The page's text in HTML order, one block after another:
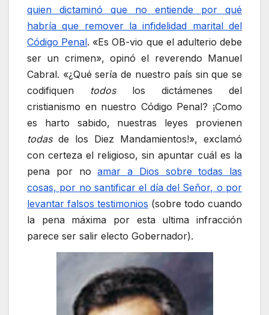
quien dictaminó que no entiende por qué
habría que remover la infidelidad marital del
Código Penal. «Es OB-vio que el adulterio debe
ser un crimen», opinó el reverendo Manuel
Cabral. «¿Qué sería de nuestro país sin que se
codifiquen todoslos dictámenes del
cristianismo en nuestro Código Penal? ¡Como
es harto sabido, nuestras leyes provienen
todasde los Diez Mandamientos!», exclamó
con certeza el religioso, sin apuntar cuál es la
pena por noamar a Dios sobre todas las
cosas, por no santificar el día del Señor, o por
levantar falsos testimonios (sobre todo cuando
la pena máxima por esta ultima infracción
parece ser salir electo Gobernador).